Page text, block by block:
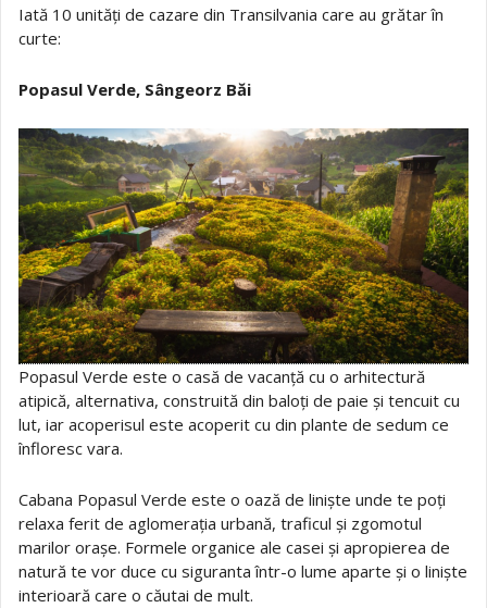
Iată 10 unități de cazare din Transilvania care au grătar în
curte:
Popasul Verde, Sângeorz Băi
Popasul Verde este o casă de vacanță cu o arhitectură
atipică, alternativa, construită din baloți de paie și tencuit cu
lut, iar acoperisul este acoperit cu din plante de sedum ce
înfloresc vara.
Cabana Popasul Verde este o oază de liniște unde te poți
relaxa ferit de aglomerația urbană, traficul și zgomotul
marilor orașe. Formele organice ale casei și apropierea de
natură te vor duce cu siguranta într-o lume aparte și o liniște
interioară care o căutai de mult.